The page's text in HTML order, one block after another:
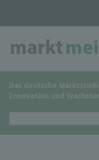
Das deutsche
Innovation und